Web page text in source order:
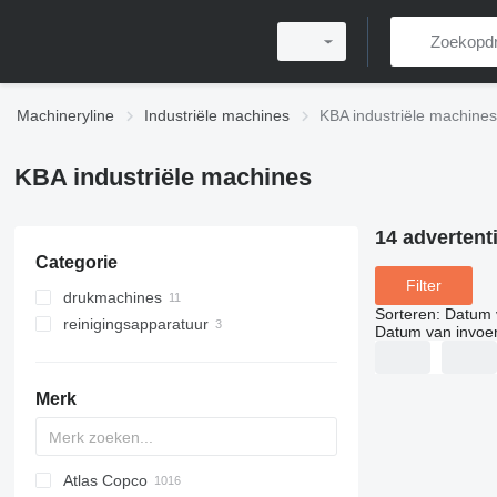
Machineryline Industriële machines KBA industriële machines
KBA industriële machines
Categorie
drukmachines
offset drukmachines
industriële ultrasone reinigers
reinigingsapparatuur
Merk
PDS
APD
AB
Ensis
VZ
AG3
Atlas Copco
14
Filter
Sorteren: Datum
Datum van